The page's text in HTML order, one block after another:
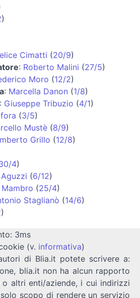
)
Cimatti (20/9)
: Roberto Malini (27/5)
Moro (12/2)
: Marcella Danon (1/8)
: Giuseppe Tribuzio (4/1)
(3/5)
Mustè (8/9)
Grillo (12/8)
4)
(6/12)
(25/4)
Staglianò (14/6)
)
3ms
(v. informativa)
di Blia.it potete scrivere a:
blia.it non ha alcun rapporto
o altri enti/aziende, i cui indirizzi
scopo di rendere un servizio